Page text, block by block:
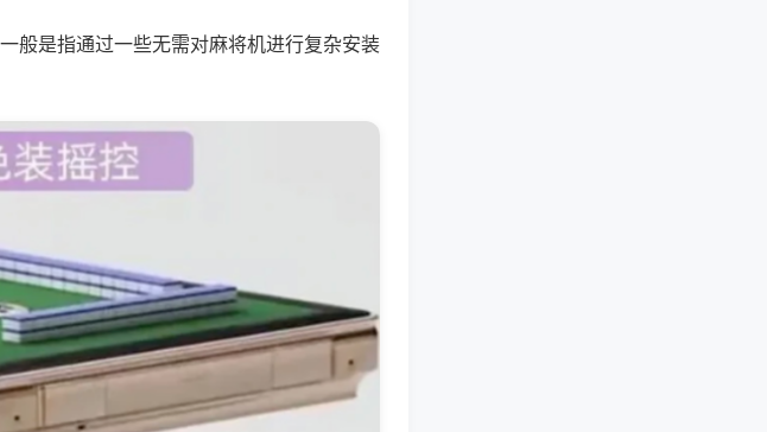
般是指通过一些无需对麻将机进行复杂安装